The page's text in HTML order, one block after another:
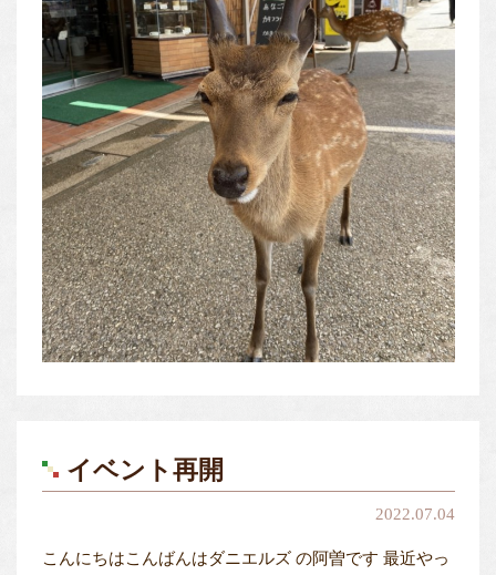
イベント再開
2022.07.04
こんにちはこんばんはダニエルズ の阿曽です 最近やっ